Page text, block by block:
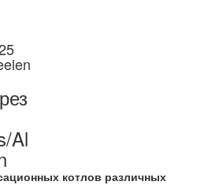
Al
котлов различных